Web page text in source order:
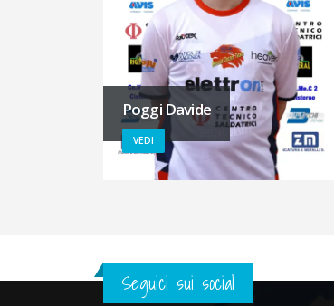
Poggi Davide
VEDI
Seguici sui social